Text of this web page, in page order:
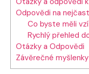
Odpovědi na
Co byste měli
Rychlý přehled
Otázky a Odpovědi
Závěrečné myšlenky